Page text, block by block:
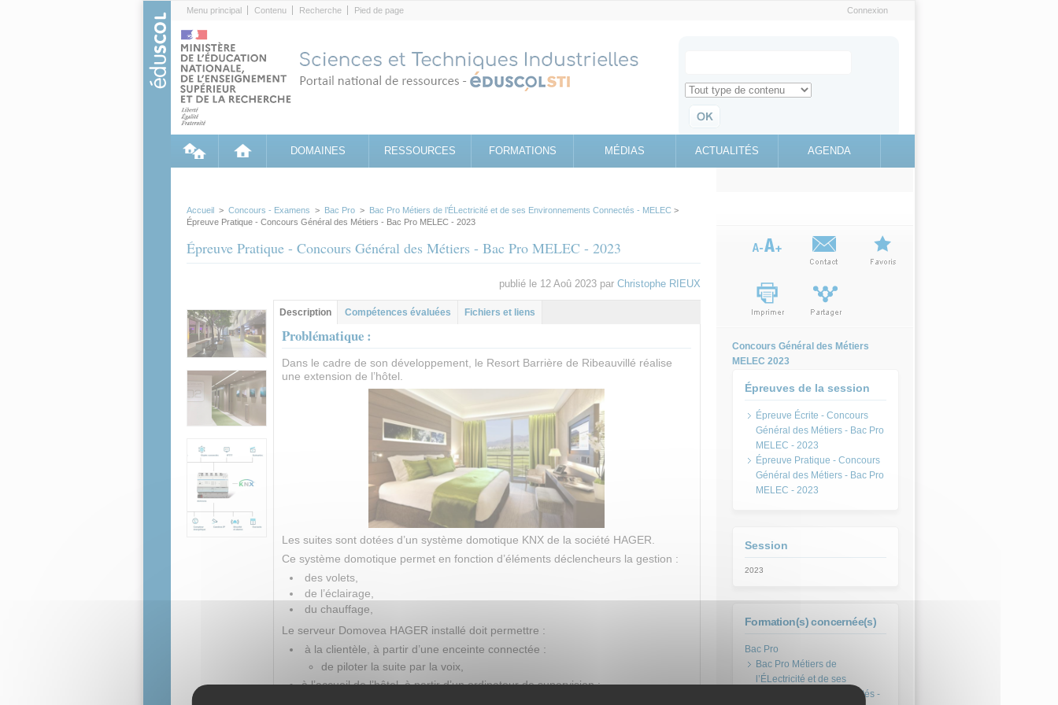
Menu principal Contenu Recherche Pied de page Connexion
Search for
Retrouvez toute l'information sur le site education.gouv.fr
DOMAINES RESSOURCES FORMATIONS MÉDIAS ACTUALITÉS AGENDA
Accueil > Concours - Examens > Bac Pro > Bac Pro Métiers de l’ÉLectricité et de ses Environnements Connectés - MELEC >
Épreuve Pratique - Concours Général des Métiers - Bac Pro MELEC - 2023
Épreuve Pratique - Concours Général des Métiers - Bac Pro MELEC - 2023
publié le 12 Aoû 2023 par Christophe RIEUX
Groupe principal
Description (onglet
actif)
Compétences évaluées Fichiers et liens
Problématique :
Dans le cadre de son développement, le Resort Barrière de Ribeauvillé réalise
une extension de l’hôtel.
Les suites sont dotées d’un système domotique KNX de la société HAGER.
Ce système domotique permet en fonction d’éléments déclencheurs la gestion :
des volets,
de l’éclairage,
du chauffage,
Le serveur Domovea HAGER installé doit permettre :
à la clientèle, à partir d’une enceinte connectée :
de piloter la suite par la voix,
à l’accueil de l’hôtel, à partir d’un ordinateur de supervision :
Concours Général des Métiers
MELEC 2023
Épreuves de la session
Épreuve Écrite - Concours
Général des Métiers - Bac Pro
MELEC - 2023
Épreuve Pratique - Concours
Général des Métiers - Bac Pro
MELEC - 2023
Session
2023
Formation(s) concernée(s)
Bac Pro Métiers de
l’ÉLectricité et de ses
Environnements Connectés -